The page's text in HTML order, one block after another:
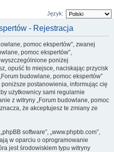
Język:
- Rejestracja
pomoc ekspertów”, zwanej
pomoc ekspertów”,
poniżej
opuść to miejsce, naciskając przycisk
budowlane, pomoc ekspertów”
postanowienia, informując cię
użytkownicy sami regularnie
z witryny „Forum budowlane, pomoc
że akceptujesz te zmiany ze
software”, „www.phpbb.com”,
w oparciu o oprogramowanie
jest środowiskiem typu witryny